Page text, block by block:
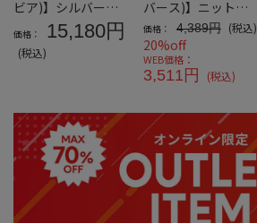
ビア)】シルバーリ
ッジユーティリティ
コンバーチブルパン
ツ＊カタログ商品
価格： 15,180円
(税込)
バース)】ニットフ
リースパンツ
価格： 4,389円 (税込)
20%off
WEB価格：
3,511円 (税込)